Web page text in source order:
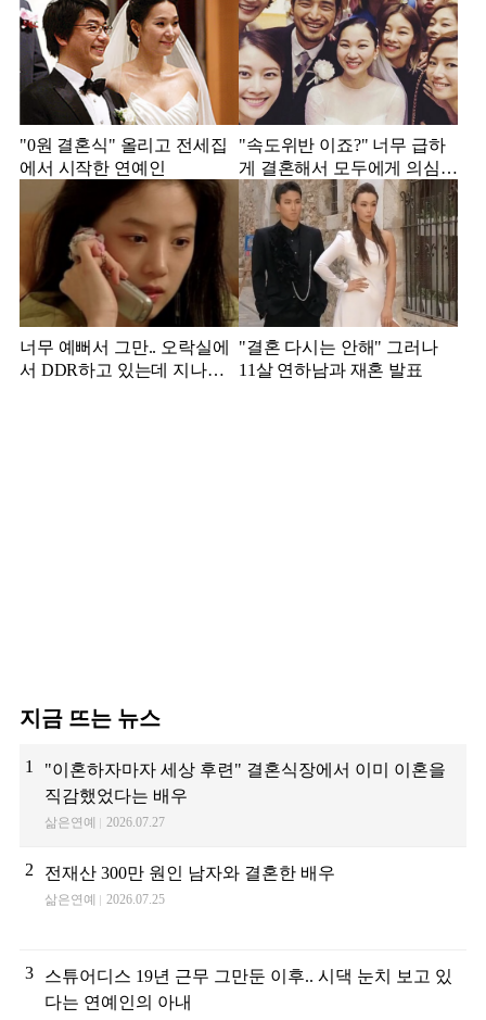
"0원 결혼식" 올리고 전세집
에서 시작한 연예인
"속도위반 이죠?" 너무 급하
게 결혼해서 모두에게 의심
받았던 스타
너무 예뻐서 그만.. 오락실에
서 DDR하고 있는데 지나가
"결혼 다시는 안해" 그러나
11살 연하남과 재혼 발표
지금 뜨는 뉴스
1
"이혼하자마자 세상 후련" 결혼식장에서 이미 이혼을
직감했었다는 배우
삶은연예 2026.07.27
2 전재산 300만 원인 남자와 결혼한 배우
삶은연예 2026.07.25
3
스튜어디스 19년 근무 그만둔 이후.. 시댁 눈치 보고 있
다는 연예인의 아내